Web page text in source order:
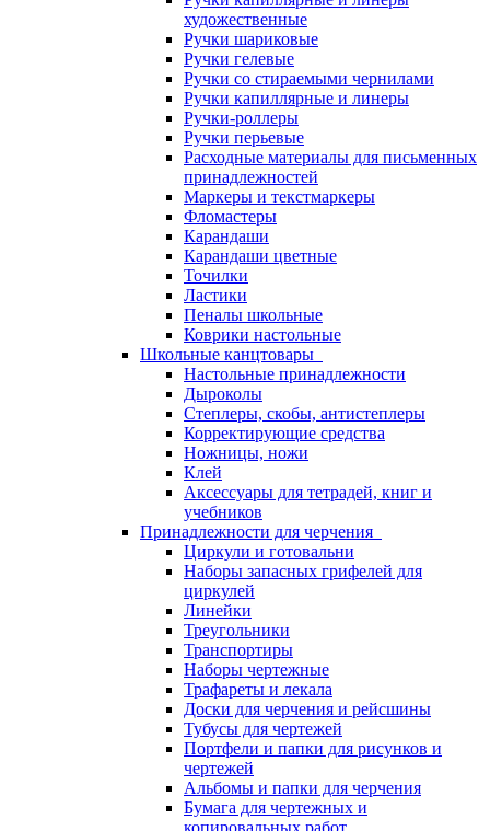
художественные
Ручки шариковые
Ручки гелевые
Ручки со стираемыми чернилами
Ручки капиллярные и линеры
Ручки-роллеры
Ручки перьевые
Расходные материалы для письменных
принадлежностей
Маркеры и текстмаркеры
Фломастеры
Карандаши
Карандаши цветные
Точилки
Ластики
Пеналы школьные
Коврики настольные
Школьные канцтовары
Настольные принадлежности
Дыроколы
Степлеры, скобы, антистеплеры
Корректирующие средства
Ножницы, ножи
Клей
Аксессуары для тетрадей, книг и
учебников
Принадлежности для черчения
Циркули и готовальни
Наборы запасных грифелей для
циркулей
Линейки
Треугольники
Транспортиры
Наборы чертежные
Трафареты и лекала
Доски для черчения и рейсшины
Тубусы для чертежей
Портфели и папки для рисунков и
чертежей
Альбомы и папки для черчения
Бумага для чертежных и
копировальных работ